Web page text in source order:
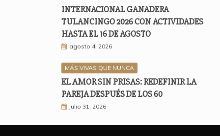
INTERNACIONAL GANADERA
TULANCINGO 2026 CON ACTIVIDADES
HASTA EL 16 DE AGOSTO
agosto 4, 2026
MÁS VIVAS QUE NUNCA
EL AMOR SIN PRISAS: REDEFINIR LA
PAREJA DESPUÉS DE LOS 60
julio 31, 2026